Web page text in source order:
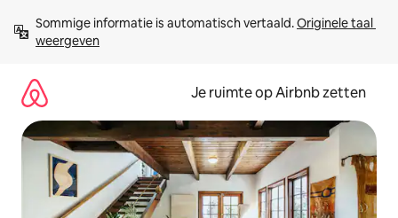
direct
naar
Sommige informatie is automatisch vertaald. Originele taal
weergeven
Je ruimte op Airbnb zetten